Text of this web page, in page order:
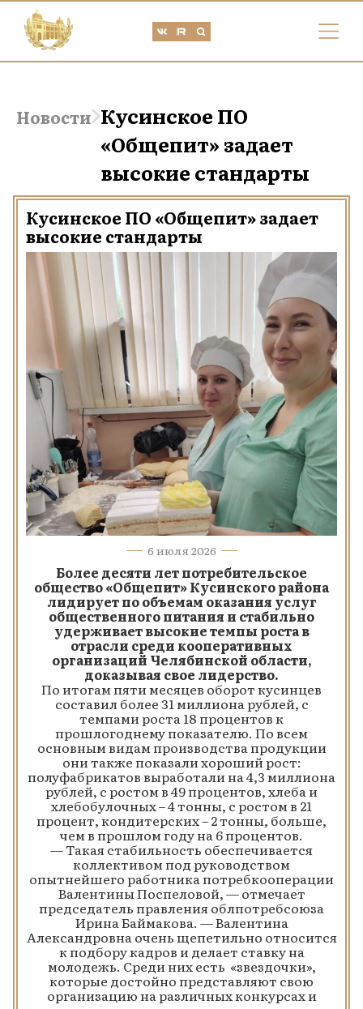
Новости Кусинское ПО
«Общепит» задает
высокие стандарты
Кусинское ПО «Общепит» задает
высокие стандарты
6 июля 2026
Более десяти лет потребительское
общество «Общепит» Кусинского района
лидирует по объемам оказания услуг
общественного питания и стабильно
удерживает высокие темпы роста в
отрасли среди кооперативных
организаций Челябинской области,
доказывая свое лидерство.
По итогам пяти месяцев оборот кусинцев
составил более 31 миллиона рублей, с
темпами роста 18 процентов к
прошлогоднему показателю. По всем
основным видам производства продукции
они также показали хороший рост:
полуфабрикатов выработали на 4,3 миллиона
рублей, с ростом в 49 процентов, хлеба и
хлебобулочных – 4 тонны, с ростом в 21
процент, кондитерских – 2 тонны, больше,
чем в прошлом году на 6 процентов.
— Такая стабильность обеспечивается
коллективом под руководством
опытнейшего работника потребкооперации
Валентины Поспеловой, — отмечает
председатель правления облпотребсоюза
Ирина Баймакова. — Валентина
Александровна очень щепетильно относится
к подбору кадров и делает ставку на
молодежь. Среди них есть «звездочки»,
которые достойно представляют свою
организацию на различных конкурсах и